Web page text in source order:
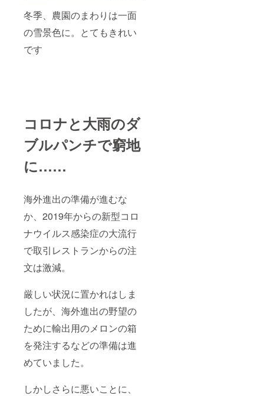
冬季、農園のまわりは一面
の雪景色に。とてもきれい
です
コロナと大雨のダ
ブルパンチで窮地
に……
海外進出の準備が進むな
か、2019年からの新型コロ
ナウイルス感染症の大流行
で取引レストランからの注
文は激減。
厳しい状況に置かれはしま
したが、海外進出の野望の
ために輸出用のメロンの箱
を発注するなどの準備は進
めていました。
しかしさらに悪いことに、